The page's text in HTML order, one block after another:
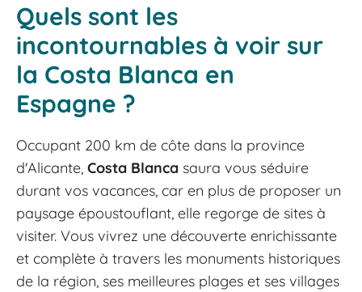
Quels sont les
incontournables à voir sur
la Costa Blanca en
Espagne ?
Occupant 200 km de côte dans la province
d'Alicante, Costa Blanca saura vous séduire
durant vos vacances, car en plus de proposer un
paysage époustouflant, elle regorge de sites à
visiter. Vous vivrez une découverte enrichissante
et complète à travers les monuments historiques
de la région, ses meilleures plages et ses villages